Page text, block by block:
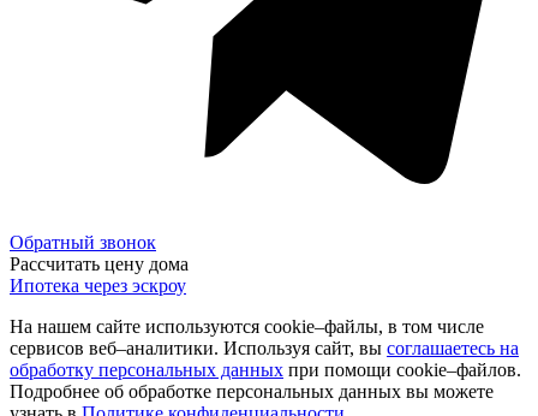
Обратный звонок
Рассчитать цену дома
Ипотека через эскроу
На нашем сайте используются cookie–файлы, в том числе
сервисов веб–аналитики. Используя сайт, вы соглашаетесь на
обработку персональных данных при помощи cookie–файлов.
Подробнее об обработке персональных данных вы можете